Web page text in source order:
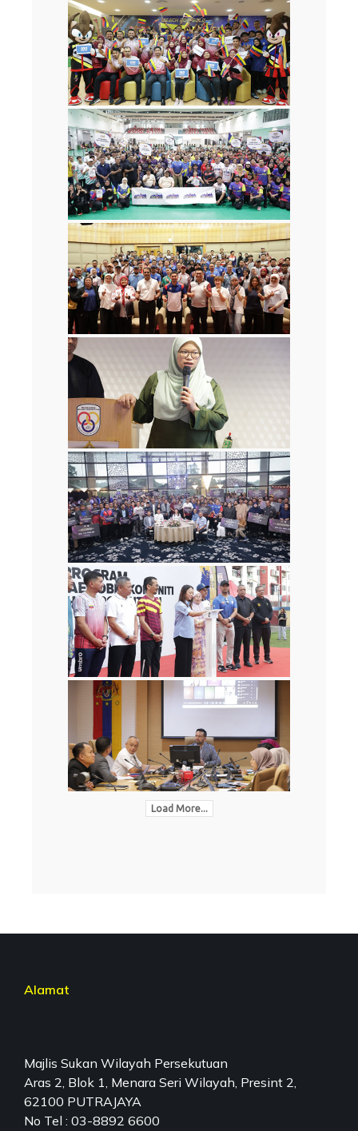
Load More...
Alamat
Majlis Sukan Wilayah Persekutuan
Aras 2, Blok 1, Menara Seri Wilayah, Presint 2,
62100 PUTRAJAYA
No Tel : 03-8892 6600